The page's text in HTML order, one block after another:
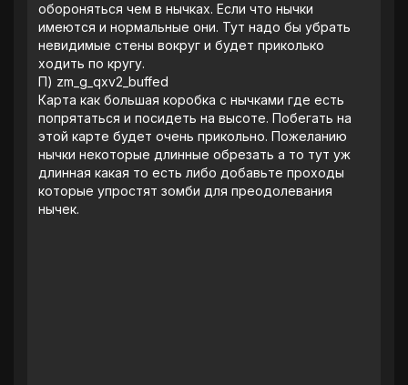
обороняться чем в нычках. Если что нычки
имеются и нормальные они. Тут надо бы убрать
невидимые стены вокруг и будет приколько
ходить по кругу.
‎П) zm_g_qxv2_buffed
‎Карта как большая коробка с нычками где есть
попрятаться и посидеть на высоте. Побегать на
этой карте будет очень прикольно. Пожеланию
нычки некоторые длинные обрезать а то тут уж
длинная какая то есть либо добавьте проходы
которые упростят зомби для преодолевания
нычек.